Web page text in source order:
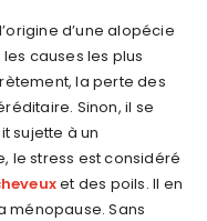
d’une alopécie
causes les plus
la perte des
Sinon, il se
sujette à un
le stress est considéré
et des poils. Il en
ménopause. Sans